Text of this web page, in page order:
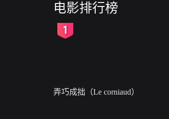
电影排行榜
弄巧成拙（Le corniaud）